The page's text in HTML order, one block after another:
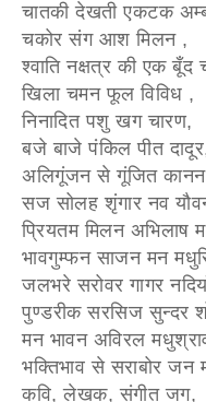
चातकी देखती एकटक
चकोर संग आश मिलन ,
श्वाति नक्षत्र की एक बूँद
खिला चमन फूल विविध ,
निनादित पशु खग चारण,
बजे बाजे पंकिल पीत
अलिगूंजन से गूंजित
सज सोलह शृंगार नव
प्रियतम मिलन अभिलाष
भावगुम्फन साजन मन
जलभरे सरोवर गागर
पुण्डरीक सरसिज सुन्दर
मन भावन अविरल
भक्तिभाव से सराबोर जन
कवि, लेखक, संगीत जग,